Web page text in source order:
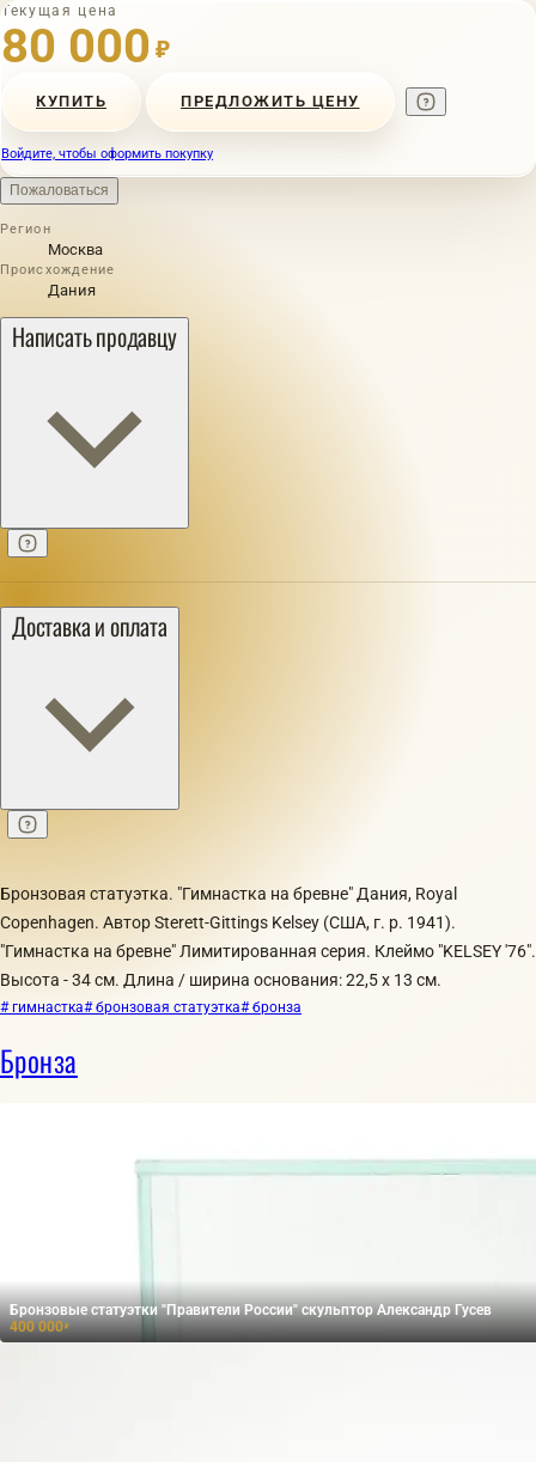
Текущая цена
80 000 ₽
КУПИТЬ ПРЕДЛОЖИТЬ ЦЕНУ
Войдите, чтобы оформить покупку
Пожаловаться
Регион
Москва
Происхождение
Дания
Написать продавцу
Доставка и оплата
Бронзовая статуэтка. "Гимнастка на бревне" Дания, Royal
Copenhagen. Автор Sterett-Gittings Kelsey (США, г. р. 1941).
"Гимнастка на бревне" Лимитированная серия. Клеймо "KELSEY '76".
Высота - 34 см. Длина / ширина основания: 22,5 х 13 см.
# гимнастка# бронзовая статуэтка# бронза
Бронза
Бронзовые статуэтки "Правители России" скульптор Александр Гусев
400 000₽